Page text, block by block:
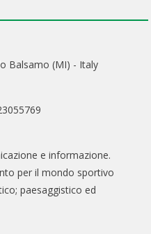
Balsamo (MI) - Italy
e informazione.
per il mondo sportivo
paesaggistico ed